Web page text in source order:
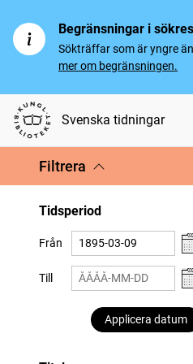
Begränsningar i
Sökträffar som är yngre
mer om begränsningen.
Svenska tidningar
Filtrera
Tidsperiod
Från
Till
Applicera datum